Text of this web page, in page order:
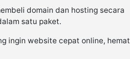
domain dan hosting secara
satu paket.
ingin website cepat online, hemat